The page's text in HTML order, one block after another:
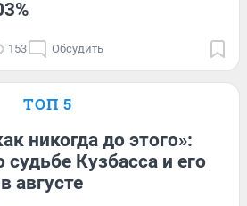
153 Обсудить
ТОП 5
никогда до этого»:
судьбе Кузбасса и его
августе